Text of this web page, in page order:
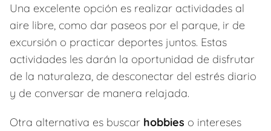
Una excelente opción es realizar actividades al
aire libre, como dar paseos por el parque, ir de
excursión o practicar deportes juntos. Estas
actividades les darán la oportunidad de disfrutar
de la naturaleza, de desconectar del estrés diario
y de conversar de manera relajada.
Otra alternativa es buscar hobbies o intereses